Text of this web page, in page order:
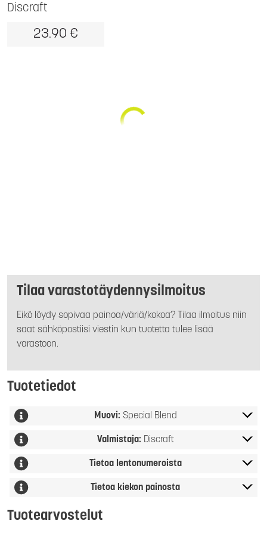
Discraft
23.90 €
Tilaa varastotäydennysilmoitus
Eikö löydy sopivaa painoa/väriä/kokoa? Tilaa ilmoitus niin
saat sähköpostiisi viestin kun tuotetta tulee lisää
varastoon.
Tuotetiedot
Muovi: Special Blend
Valmistaja: Discraft
Tietoa lentonumeroista
Tietoa kiekon painosta
Tuotearvostelut